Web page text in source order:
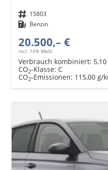
Fahrzeugnr. 15803
Kraftstoff Benzin
20.500,– €
incl. 19% MwSt.
Verbrauch kombiniert:
CO2-Klasse: C
CO2-Emissionen: 115,00 g/